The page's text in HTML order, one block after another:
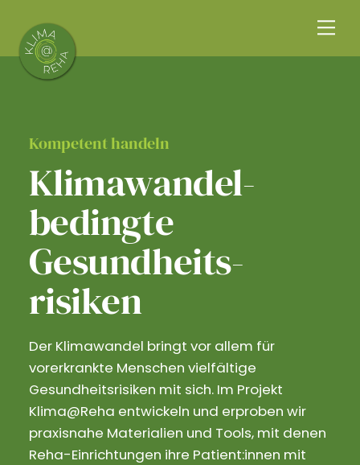
content
Kompetent handeln
Klimawandel­
bedingte
Gesundheits­
risiken
Der Klimawandel bringt vor allem für
vorerkrankte Menschen vielfältige
Gesundheitsrisiken mit sich. Im Projekt
Klima@Reha entwickeln und erproben wir
praxisnahe Materialien und Tools, mit denen
Reha-Einrichtungen ihre Patient:innen mit